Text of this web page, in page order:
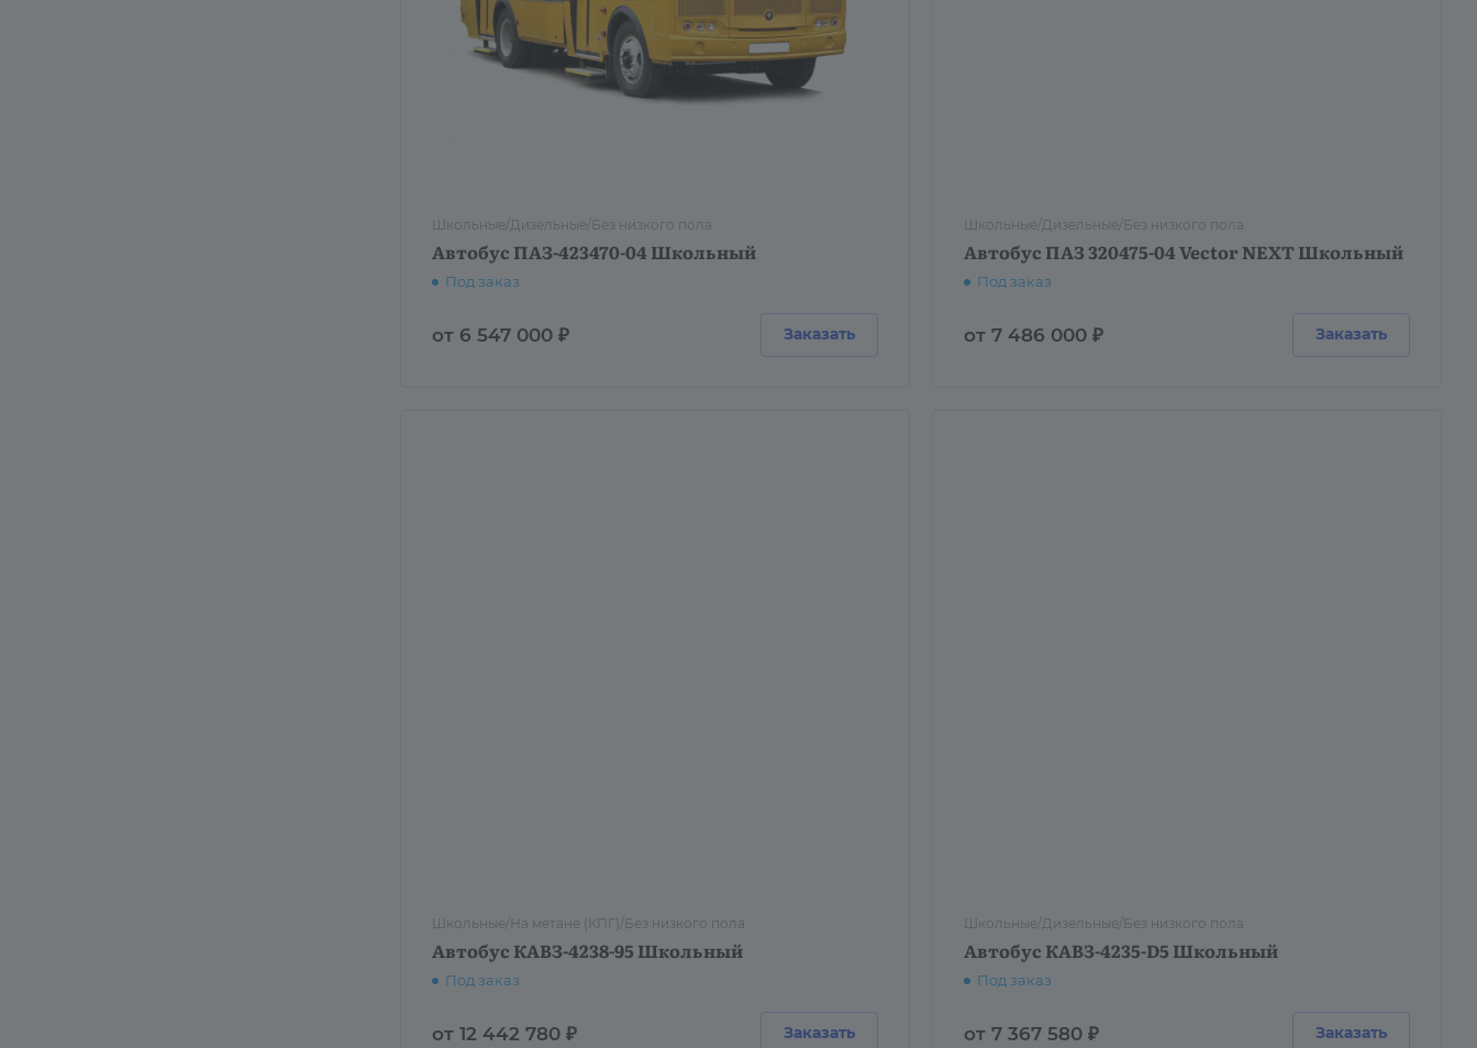
Школьные/Дизельные/Без низкого пола
Автобус ПАЗ-423470-04 Школьный
Под заказ
от 6 547 000 ₽ Заказать
Школьные/Дизельные/Без низкого пола
Автобус ПАЗ 320475-04 Vector NEXT Школьный
Под заказ
от 7 486 000 ₽ Заказать
Школьные/На метане (КПГ)/Без низкого пола
Автобус КАВЗ-4238-95 Школьный
Под заказ
от 12 442 780 ₽ Заказать
Школьные/Дизельные/Без низкого пола
Автобус КАВЗ-4235-D5 Школьный
Под заказ
от 7 367 580 ₽ Заказать